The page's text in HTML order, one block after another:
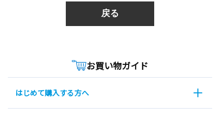
戻る
お買い物ガイド
はじめて購入する方へ